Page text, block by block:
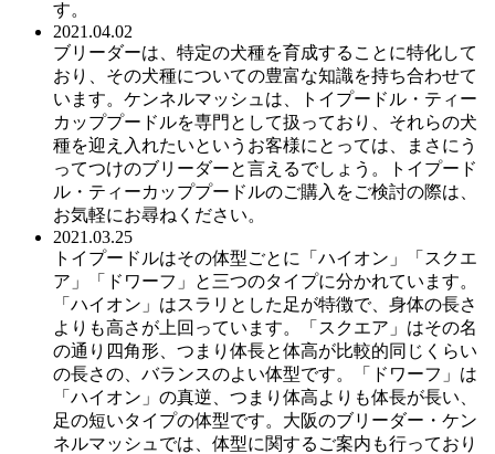
す。
2021.04.02
ブリーダーは、特定の犬種を育成することに特化して
おり、その犬種についての豊富な知識を持ち合わせて
います。ケンネルマッシュは、トイプードル・ティー
カッププードルを専門として扱っており、それらの犬
種を迎え入れたいというお客様にとっては、まさにう
ってつけのブリーダーと言えるでしょう。トイプード
ル・ティーカッププードルのご購入をご検討の際は、
お気軽にお尋ねください。
2021.03.25
トイプードルはその体型ごとに「ハイオン」「スクエ
ア」「ドワーフ」と三つのタイプに分かれています。
「ハイオン」はスラリとした足が特徴で、身体の長さ
よりも高さが上回っています。「スクエア」はその名
の通り四角形、つまり体長と体高が比較的同じくらい
の長さの、バランスのよい体型です。「ドワーフ」は
「ハイオン」の真逆、つまり体高よりも体長が長い、
足の短いタイプの体型です。大阪のブリーダー・ケン
ネルマッシュでは、体型に関するご案内も行っており